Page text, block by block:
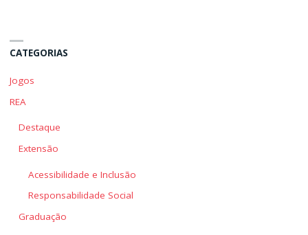
CATEGORIAS
Jogos
REA
Destaque
Extensão
Acessibilidade e Inclusão
Responsabilidade Social
Graduação